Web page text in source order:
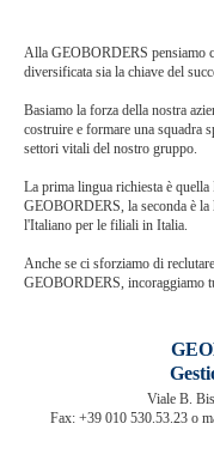
Alla GEOBORDERS pensiamo
diversificata sia la chiave del
Basiamo la forza della nostra
costruire e formare una squadra
settori vitali del nostro gruppo.
La prima lingua richiesta è
GEOBORDERS, la seconda è
l'Italiano per le filiali in Italia.
Anche se ci sforziamo di
GEOBORDERS, incoraggiamo
Viale B.
Fax: +39 010 530.53.23 o